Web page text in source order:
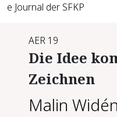
e Journal der SFKP
AER 19
Die Idee
Zeichnen
Malin Widén